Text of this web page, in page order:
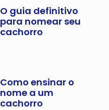
O guia definitivo
para nomear seu
cachorro
Como ensinar o
nome a um
cachorro